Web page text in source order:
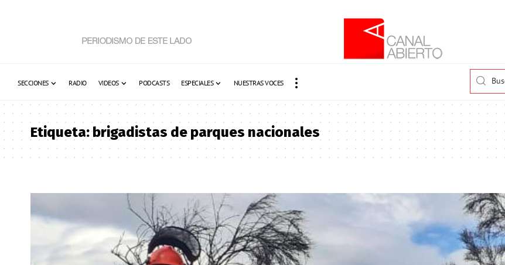
SECCIONES RADIO VIDEOS PODCASTS ESPECIALES NUESTRAS VOCES
Etiqueta:brigadistas de parques nacionales